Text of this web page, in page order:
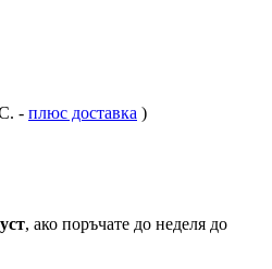
- плюс доставка )
, ако поръчате до неделя до